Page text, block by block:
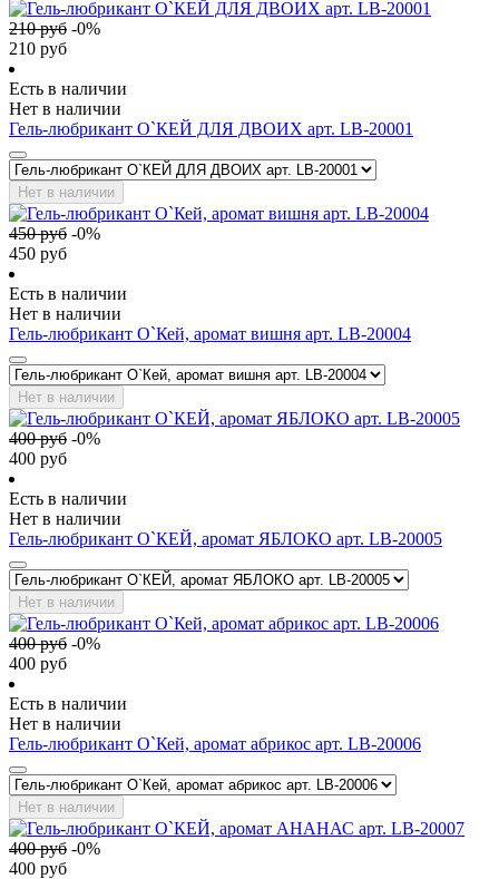
210руб -0%
210 руб
Есть в наличии
Нет в наличии
Гель-любрикант О`КЕЙ ДЛЯ ДВОИХ арт. LB-20001
Нет в наличии
450руб -0%
450 руб
Есть в наличии
Нет в наличии
Гель-любрикант О`Кей, аромат вишня арт. LB-20004
Нет в наличии
400руб -0%
400 руб
Есть в наличии
Нет в наличии
Гель-любрикант О`КЕЙ, аромат ЯБЛОКО арт. LB-20005
Нет в наличии
400руб -0%
400 руб
Есть в наличии
Нет в наличии
Гель-любрикант О`Кей, аромат абрикос арт. LB-20006
Нет в наличии
400руб -0%
400 руб